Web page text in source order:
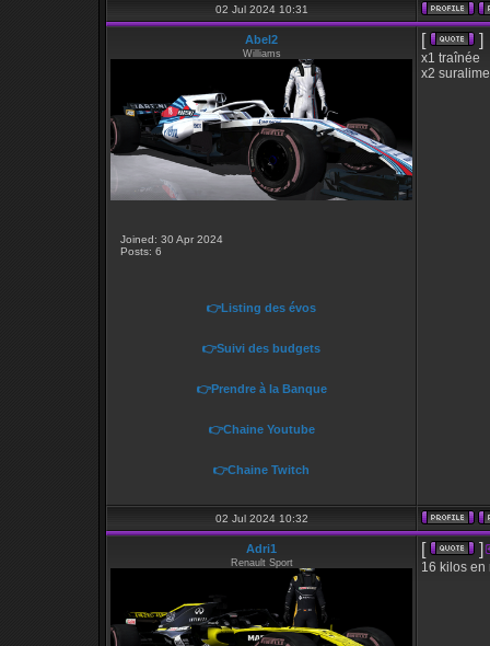
02 Jul 2024 10:31
Abel2
Williams
Joined: 30 Apr 2024
Posts: 6
👉Listing des évos
👉Suivi des budgets
👉Prendre à la Banque
👉Chaine Youtube
👉Chaine Twitch
[ ]
x1 traînée
x2
02 Jul 2024 10:32
Adri1
Renault Sport
[ ]
16 kilos en